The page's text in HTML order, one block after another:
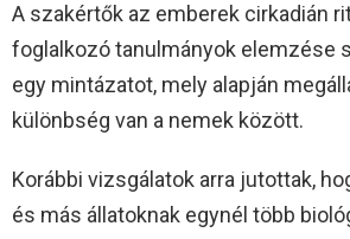
A szakértők az emberek cirkadián
foglalkozó tanulmányok elemzése
egy mintázatot, mely alapján
különbség van a nemek között.
Korábbi vizsgálatok arra jutottak,
és más állatoknak egynél több